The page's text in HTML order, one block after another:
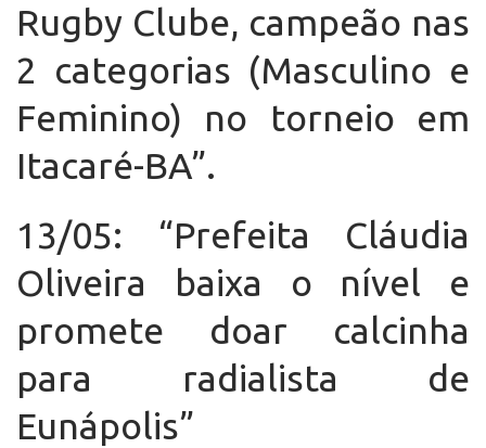
Rugby Clube, campeão nas
2 categorias (Masculino e
Feminino) no torneio em
Itacaré-BA”.
13/05: “Prefeita Cláudia
Oliveira baixa o nível e
promete doar calcinha
para radialista de
Eunápolis”